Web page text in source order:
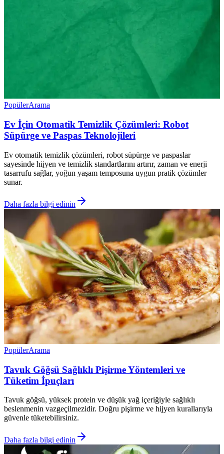
PopülerArama
Ev İçin Otomatik Temizlik Çözümleri: Robot
Süpürge ve Paspas Teknolojileri
Ev otomatik temizlik çözümleri, robot süpürge ve paspaslar
sayesinde hijyen ve temizlik standartlarını artırır, zaman ve enerji
tasarrufu sağlar, yoğun yaşam temposuna uygun pratik çözümler
sunar.
Daha fazla bilgi edinin
PopülerArama
Tavuk Göğsü Sağlıklı Pişirme Yöntemleri ve
Tüketim İpuçları
Tavuk göğsü, yüksek protein ve düşük yağ içeriğiyle sağlıklı
beslenmenin vazgeçilmezidir. Doğru pişirme ve hijyen kurallarıyla
güvenle tüketebilirsiniz.
Daha fazla bilgi edinin